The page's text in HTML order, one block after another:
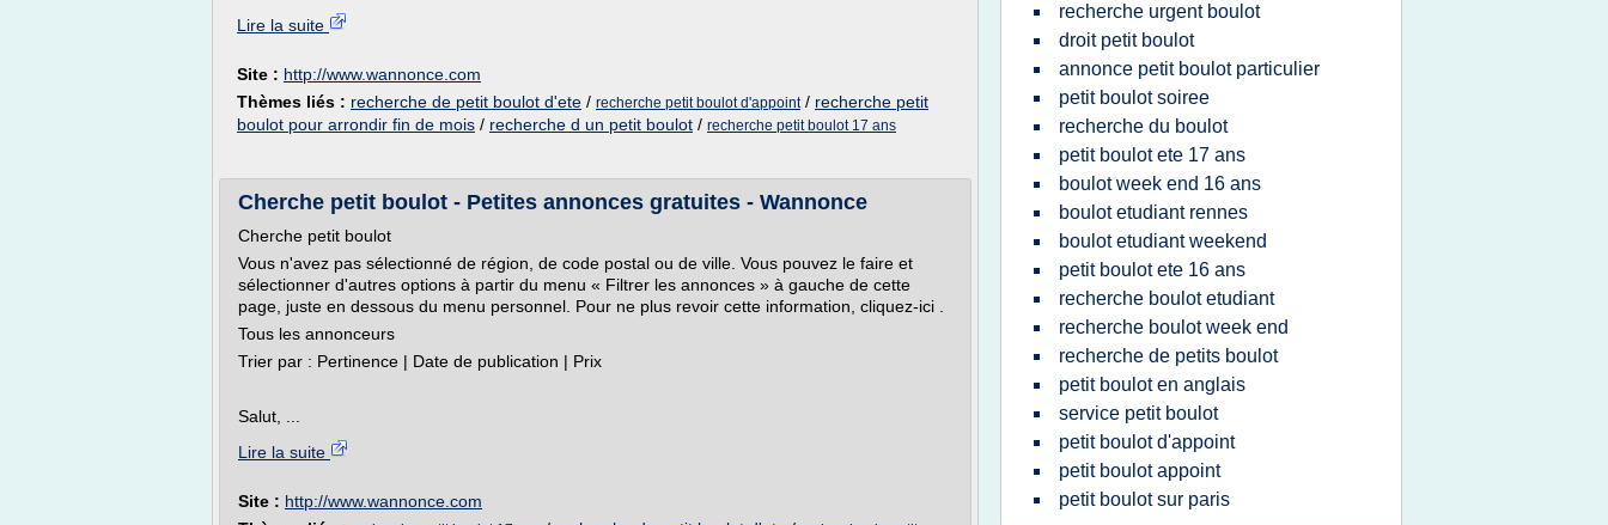
Lire la suite
Site : http://www.wannonce.com
Thèmes liés : recherche de petit boulot d'ete / recherche petit boulot d'appoint/ recherche petit
boulot pour arrondir fin de mois / recherche d un petit boulot / recherche petit boulot 17 ans
Cherche petit boulot - Petites annonces gratuites - Wannonce
Cherche petit boulot
Vous n'avez pas sélectionné de région, de code postal ou de ville. Vous pouvez le faire et
sélectionner d'autres options à partir du menu « Filtrer les annonces » à gauche de cette
page, juste en dessous du menu personnel. Pour ne plus revoir cette information, cliquez-ici .
Tous les annonceurs
Trier par : Pertinence | Date de publication | Prix
Salut, ...
Lire la suite
Site : http://www.wannonce.com
recherche urgent boulot
droit petit boulot
annonce petit boulot particulier
petit boulot soiree
recherche du boulot
petit boulot ete 17 ans
boulot week end 16 ans
boulot etudiant rennes
boulot etudiant weekend
petit boulot ete 16 ans
recherche boulot etudiant
recherche boulot week end
recherche de petits boulot
petit boulot en anglais
service petit boulot
petit boulot d'appoint
petit boulot appoint
petit boulot sur paris